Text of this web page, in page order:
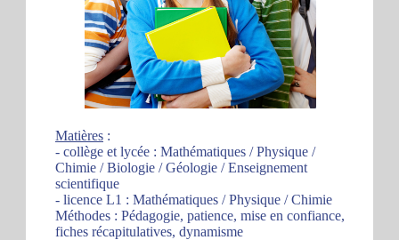
Matières :
- collège et lycée : Mathématiques / Physique /
Chimie / Biologie / Géologie / Enseignement
scientifique
- licence L1 : Mathématiques / Physique / Chimie
Méthodes : Pédagogie, patience, mise en confiance,
fiches récapitulatives, dynamisme